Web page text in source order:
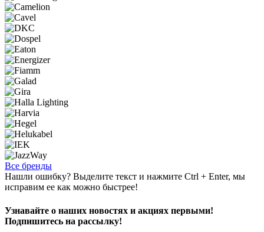
Все бренды
Нашли ошибку? Выделите текст и нажмите Ctrl + Enter, мы
исправим ее как можно быстрее!
Узнавайте о наших новостях и акциях первыми!
Подпишитесь на рассылку!